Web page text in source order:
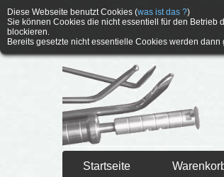
Diese Webseite benutzt Cookies (was ist das ?)
Sie können Cookies die nicht essentiell für den Betrieb
blockieren.
Bereits gesetzte nicht essentielle Cookies werden dann
Startseite